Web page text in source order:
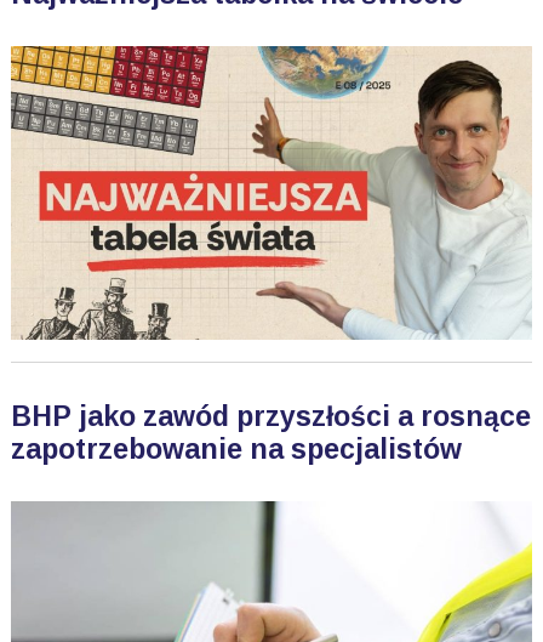
BHP jako zawód przyszłości a rosnące
zapotrzebowanie na specjalistów